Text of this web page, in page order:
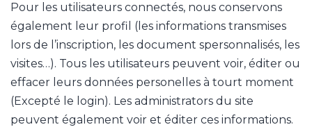
Pour les utilisateurs connectés, nous conservons
également leur profil (les informations transmises
lors de l’inscription, les document spersonnalisés, les
visites…). Tous les utilisateurs peuvent voir, éditer ou
effacer leurs données personelles à tourt moment
(Excepté le login). Les administrators du site
peuvent également voir et éditer ces informations.